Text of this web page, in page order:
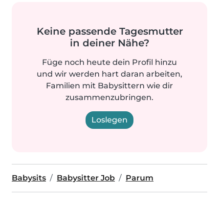
Keine passende Tagesmutter
in deiner Nähe?
Füge noch heute dein Profil hinzu
und wir werden hart daran arbeiten,
Familien mit Babysittern wie dir
zusammenzubringen.
Loslegen
Babysits Babysitter Job Parum